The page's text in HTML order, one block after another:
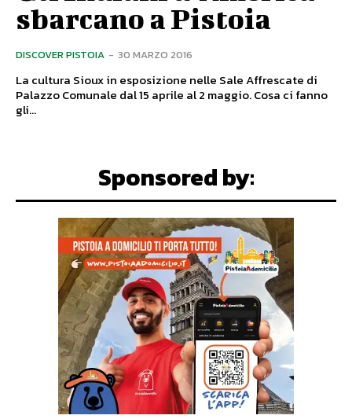
sbarcano a Pistoia
DISCOVER PISTOIA - 30 MARZO 2016
La cultura Sioux in esposizione nelle Sale Affrescate di
Palazzo Comunale dal 15 aprile al 2 maggio. Cosa ci fanno
gli...
Sponsored by: